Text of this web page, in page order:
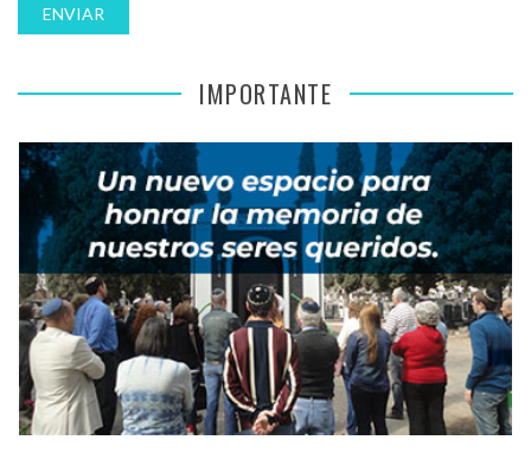
IMPORTANTE